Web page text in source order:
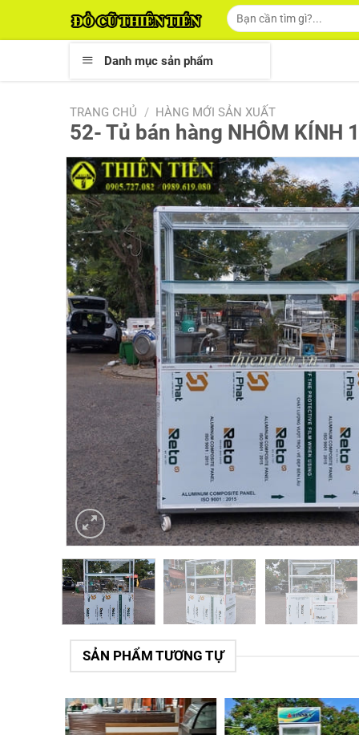
Tìm
kiếm:
Danh mục sản phẩm
TRANG CHỦ / HÀNG MỚI SẢN XUẤT
52- Tủ bán hàng NHÔM KÍNH
SẢN PHẨM TƯƠNG TỰ